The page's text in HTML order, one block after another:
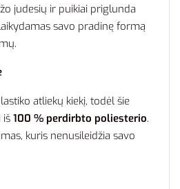
judesių ir puikiai priglunda
savo pradinę formą
atliekų kiekį, todėl šie
iš 100 % perdirbto poliesterio.
kuris nenusileidžia savo